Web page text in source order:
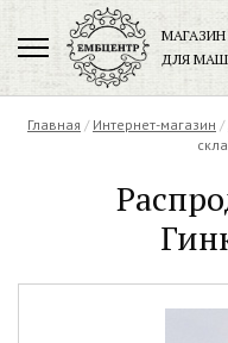
ДЛЯ
+7
Главная / Интернет-магазин /